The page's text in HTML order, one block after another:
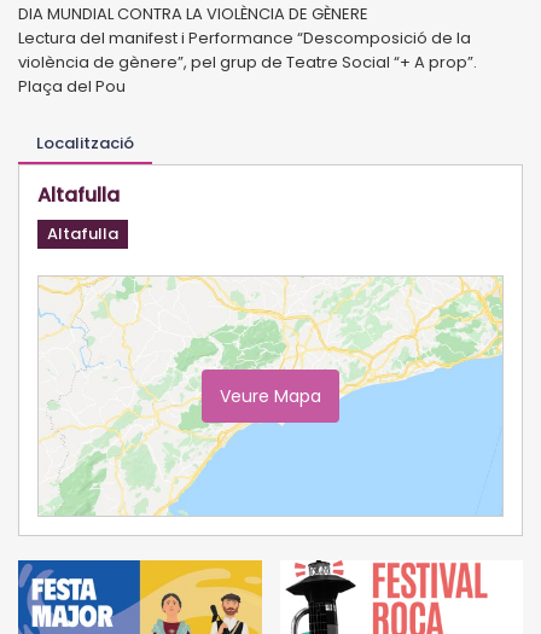
DIA MUNDIAL CONTRA LA VIOLÈNCIA DE GÈNERE
Lectura del manifest i Performance “Descomposició de la
violència de gènere”, pel grup de Teatre Social “+ A prop”.
Plaça del Pou
Localització
Altafulla
Altafulla
Veure Mapa